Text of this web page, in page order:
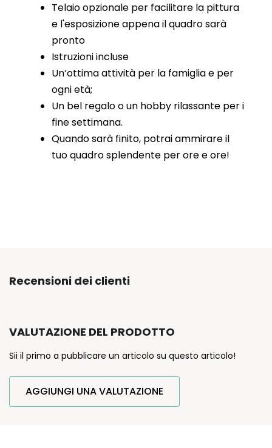
Telaio opzionale per facilitare la pittura
e l'esposizione appena il quadro sarà
pronto
Istruzioni incluse
Un’ottima attività per la famiglia e per
ogni età;
Un bel regalo o un hobby rilassante per i
fine settimana.
Quando sarà finito, potrai ammirare il
tuo quadro splendente per ore e ore!
Recensioni dei clienti
VALUTAZIONE DEL PRODOTTO
Sii il primo a pubblicare un articolo su questo articolo!
AGGIUNGI UNA VALUTAZIONE